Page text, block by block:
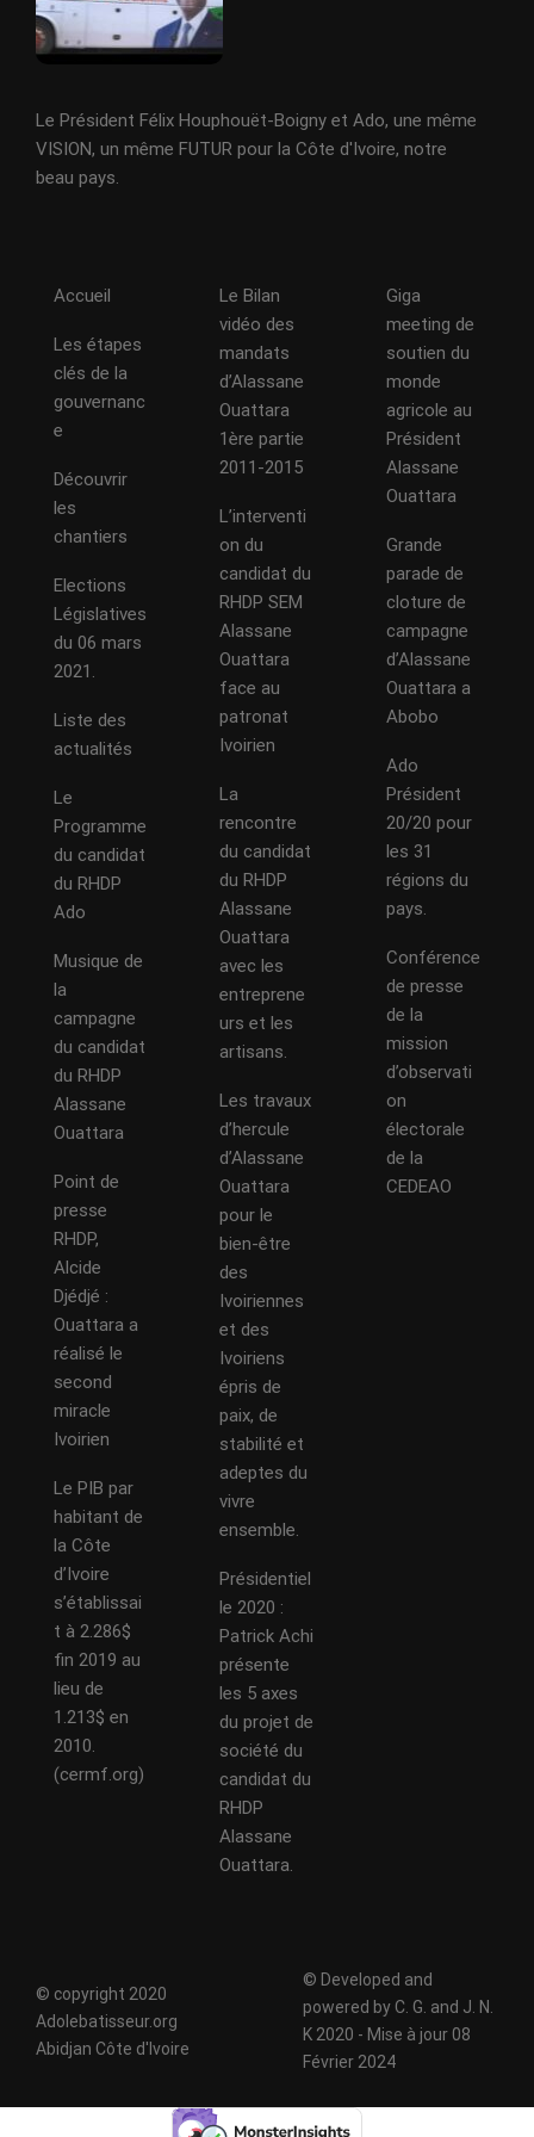
Le Président Félix Houphouët-Boigny et Ado, une même
VISION, un même FUTUR pour la Côte d'Ivoire, notre
beau pays.
Accueil
Les étapes
clés de la
gouvernanc
e
Découvrir
les
chantiers
Elections
Législatives
du 06 mars
2021.
Liste des
actualités
Le
Programme
du candidat
du RHDP
Ado
Musique de
la
campagne
du candidat
du RHDP
Alassane
Ouattara
Point de
presse
RHDP,
Alcide
Djédjé :
Ouattara a
réalisé le
second
miracle
Ivoirien
Le PIB par
habitant de
la Côte
d’Ivoire
s’établissai
t à 2.286$
fin 2019 au
lieu de
1.213$ en
2010.
(cermf.org)
Le Bilan
vidéo des
mandats
d’Alassane
Ouattara
1ère partie
2011-2015
L’interventi
on du
candidat du
RHDP SEM
Alassane
Ouattara
face au
patronat
Ivoirien
La
rencontre
du candidat
du RHDP
Alassane
Ouattara
avec les
entreprene
urs et les
artisans.
Les travaux
d’hercule
d’Alassane
Ouattara
pour le
bien-être
des
Ivoiriennes
et des
Ivoiriens
épris de
paix, de
stabilité et
adeptes du
vivre
ensemble.
Présidentiel
le 2020 :
Patrick Achi
présente
les 5 axes
du projet de
société du
candidat du
RHDP
Alassane
Ouattara.
Giga
meeting de
soutien du
monde
agricole au
Président
Alassane
Ouattara
Grande
parade de
cloture de
campagne
d’Alassane
Ouattara a
Abobo
Ado
Président
20/20 pour
les 31
régions du
pays.
Conférence
de presse
de la
mission
d’observati
on
électorale
de la
CEDEAO
© copyright 2020
Adolebatisseur.org
Abidjan Côte d'Ivoire
© Developed and
powered by C. G. and J. N.
K 2020 - Mise à jour 08
Février 2024